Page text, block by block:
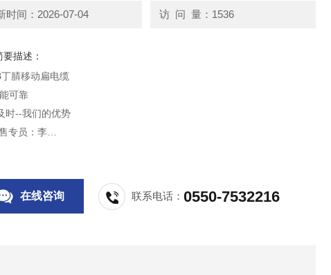
时间：2026-07-04 访 问 量：1536
要描述：
腈移动扁电缆
可靠
时--我们的优势
售专员：李
在线咨询 联系电话：0550-7532216